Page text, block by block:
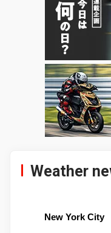
Weather
New York City